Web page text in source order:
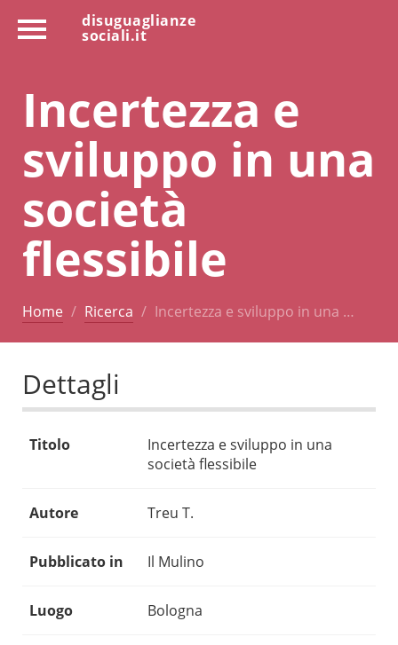
disuguaglianze
sociali.it
Incertezza e
sviluppo in una
società
flessibile
Home Ricerca Incertezza e sviluppo in una …
Dettagli
Titolo
Incertezza e sviluppo in una
società flessibile
Autore Treu T.
Pubblicato in Il Mulino
Luogo Bologna